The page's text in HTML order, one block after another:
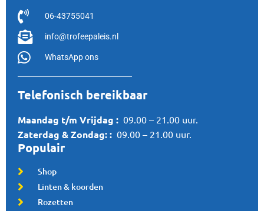
06-43755041
info@trofeepaleis.nl
WhatsApp ons
Telefonisch bereikbaar
Maandag t/m Vrijdag : 09.00 – 21.00 uur.
Zaterdag &Zondag:: 09.00 – 21.00 uur.
Populair
Shop
Linten & koorden
Rozetten